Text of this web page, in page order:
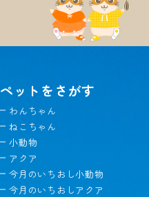
ペットをさがす
わんちゃん
ねこちゃん
小動物
アクア
今月のいちおし小動物
今月のいちおしアクア